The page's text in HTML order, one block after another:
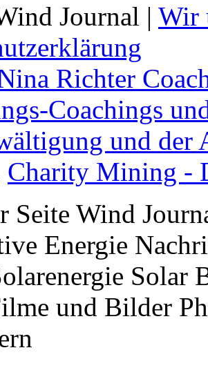
Journal | Wir
Richter
Coachings
und
Charity Mining -
Seite Wind
Energie
Solar
und Bilder